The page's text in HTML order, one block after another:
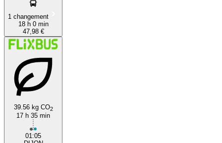
1 changement
18 h 0 min
47,98 €
39.56 kg CO2
17 h 35 min
01:05